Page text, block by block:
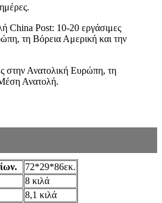
China Post: 10-20 εργάσιμες
τη Βόρεια Αμερική και την
στην Ανατολική Ευρώπη, τη
Ανατολή.
72*29*86εκ.
8 κιλά
8,1 κιλά